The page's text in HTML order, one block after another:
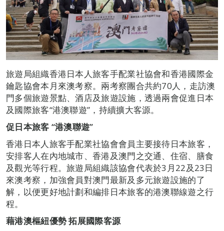
旅遊局組織香港日本人旅客手配業社協會和香港國際金
鑰匙協會本月來澳考察。兩考察團合共約70人，走訪澳
門多個旅遊景點、酒店及旅遊設施，透過兩會促進日本
及國際旅客“港澳聯遊”，持續擴大客源。
促日本旅客 “港澳聯遊”
香港日本人旅客手配業社協會會員主要接待日本旅客，
安排客人在內地城市、香港及澳門之交通、住宿、膳食
及觀光等行程。旅遊局組織該協會代表於3月22及23日
來澳考察，加強會員對澳門最新及多元旅遊設施的了
解，以便更好地計劃和編排日本旅客的港澳聯線遊之行
程。
藉港澳樞紐優勢拓展國際客源